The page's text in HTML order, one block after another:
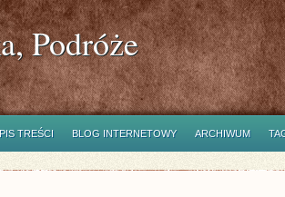
Podróże
TREŚCI BLOG INTERNETOWY ARCHIWUM